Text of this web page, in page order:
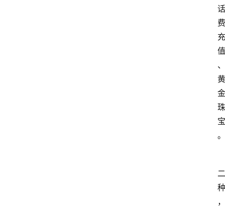
话
费
充
值
、
黄
金
珠
宝
。
二
种
，